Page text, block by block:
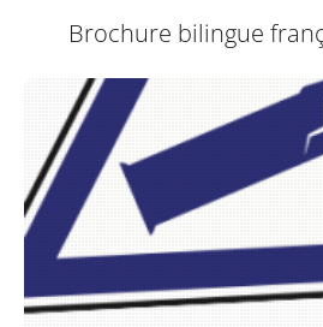
Brochure bilingue